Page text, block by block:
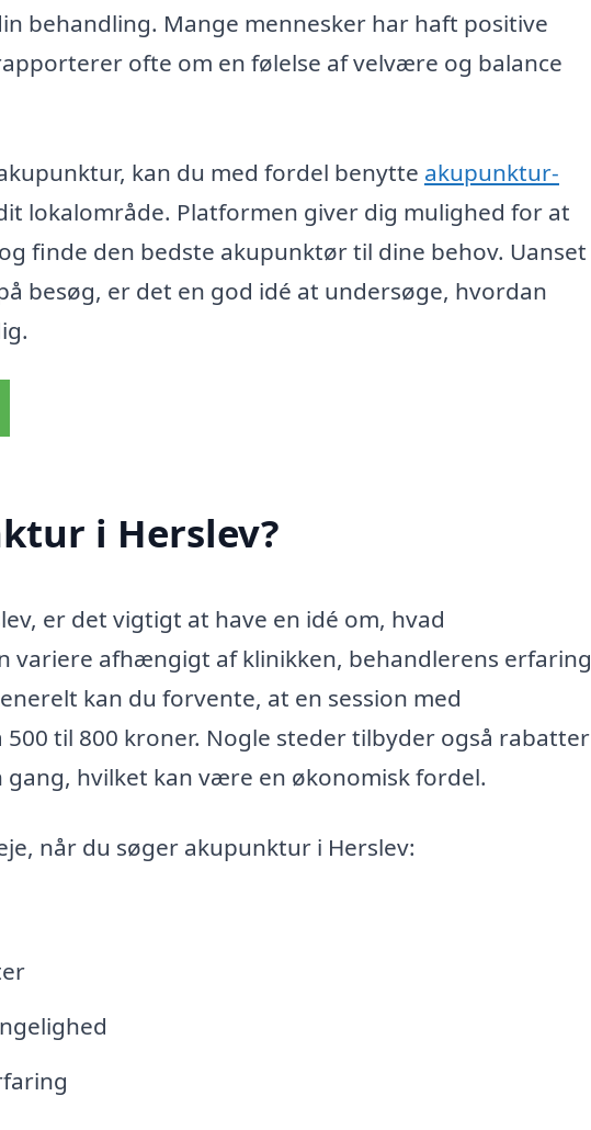
behandling. Mange mennesker har haft positive
ofte om en følelse af velvære og balance
kan du med fordel benytte akupunktur-
lokalområde. Platformen giver dig mulighed for at
finde den bedste akupunktør til dine behov. Uanset
besøg, er det en god idé at undersøge, hvordan
i Herslev?
er det vigtigt at have en idé om, hvad
variere afhængigt af klinikken, behandlerens erfaring
kan du forvente, at en session med
til 800 kroner. Nogle steder tilbyder også rabatter
hvilket kan være en økonomisk fordel.
når du søger akupunktur i Herslev: